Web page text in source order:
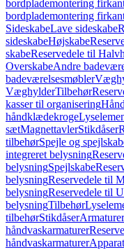
bordplademontering
bordplademontering
SideskabeLave sideskabe
sideskabeHøjskabe
skabeReservedele til
OverskabeAndre
badeværelsesmøbler
VæghylderTilbehør
kasser til organisering
håndklædekroge
sætMagnettavlerStikdåser
tilbehørSpejle og
integreret belysning
belysningSpejlskabe
belysningReservedele til
belysningReservedele til
belysningTilbehør
tilbehørStikdåserArmaturer
håndvaskarmaturer
håndvaskarmaturer